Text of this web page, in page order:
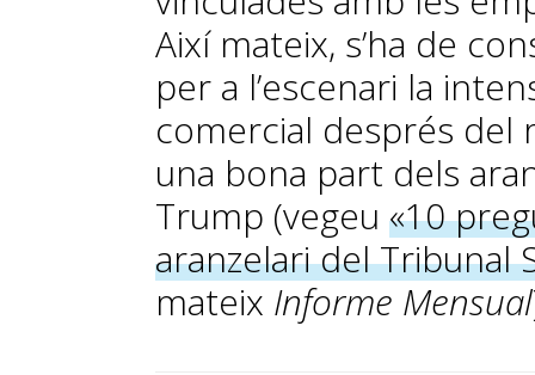
Així mateix, s’ha de
per a l’escenari la
comercial després del
una bona part dels
Trump (vegeu «10
aranzelari del Tribunal
mateix Informe Mensual